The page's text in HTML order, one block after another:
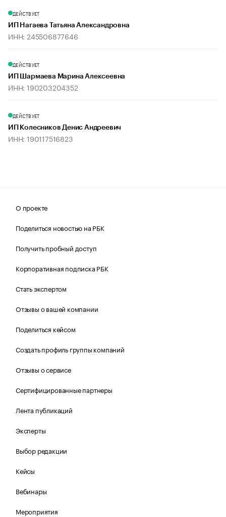
ДЕЙСТВУЕТ
ИП Нагаева Татьяна Александровна
ИНН: 245506877646
ДЕЙСТВУЕТ
ИП Шармаева Марина Алексеевна
ИНН: 190203204352
ДЕЙСТВУЕТ
ИП Колесников Денис Андреевич
ИНН: 190117516823
О проекте
Поделиться новостью на РБК
Получить пробный доступ
Корпоративная подписка РБК
Стать экспертом
Отзывы о вашей компании
Поделиться кейсом
Создать профиль группы компаний
Отзывы о сервисе
Сертифицированные партнеры
Лента публикаций
Эксперты
Выбор редакции
Кейсы
Вебинары
Мероприятия